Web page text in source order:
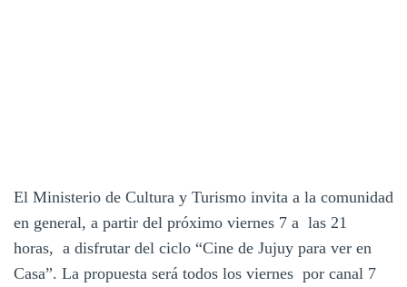
El Ministerio de Cultura y Turismo invita a la comunidad
en general, a partir del próximo viernes 7 a las 21
horas, a disfrutar del ciclo “Cine de Jujuy para ver en
Casa”. La propuesta será todos los viernes por canal 7